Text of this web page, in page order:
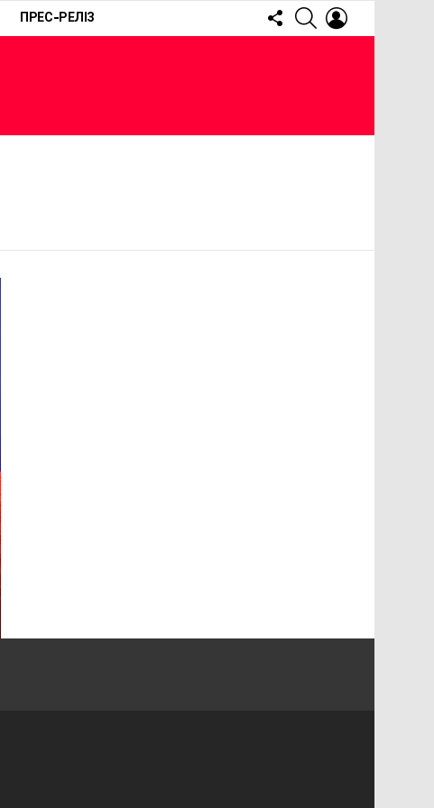
ПРЕС-РЕЛІЗ
FOLLOW
US
SEARCH